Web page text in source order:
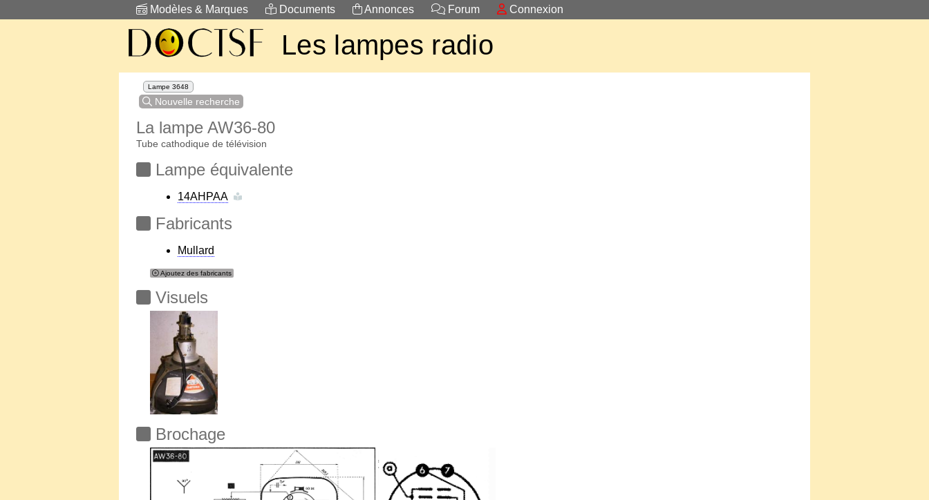
Modèles & Marques Documents Annonces Forum Connexion
Les lampes radio
Lampe 3648
Nouvelle recherche
La lampe AW36-80
Tube cathodique de télévision
Lampe équivalente
14AHPAA
Fabricants
Mullard
Ajoutez des fabricants
Visuels
Brochage